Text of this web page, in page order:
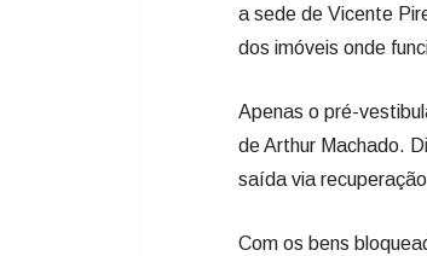
a sede de Vicente
dos imóveis onde
Apenas o pré-
de Arthur Machado.
saída via
Com os bens